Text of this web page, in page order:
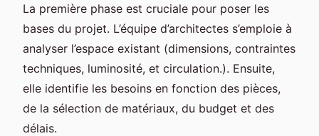
La première phase est cruciale pour poser les
bases du projet. L’équipe d’architectes s’emploie à
analyser l’espace existant (dimensions, contraintes
techniques, luminosité, et circulation.). Ensuite,
elle identifie les besoins en fonction des pièces,
de la sélection de matériaux, du budget et des
délais.